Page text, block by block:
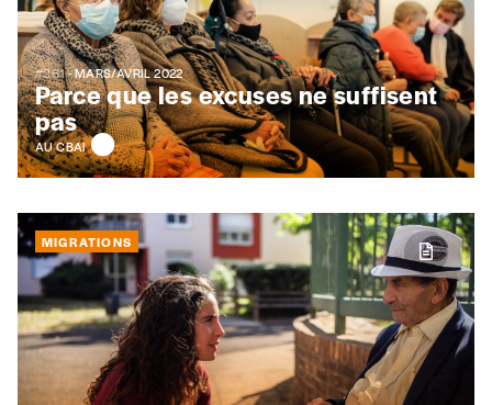
#361- MARS/AVRIL 2022
Parce que les excuses ne suffisent
pas
AU CBAI
MIGRATIONS